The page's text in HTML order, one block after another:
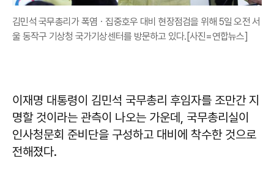
김민석 국무총리가 폭염ㆍ집중호우 대비 현장점검을 위해 5일 오전 서
울 동작구 기상청 국가기상센터를 방문하고 있다.[사진=연합뉴스]
이재명 대통령이 김민석 국무총리 후임자를 조만간 지
명할 것이라는 관측이 나오는 가운데, 국무총리실이
인사청문회 준비단을 구성하고 대비에 착수한 것으로
전해졌다.